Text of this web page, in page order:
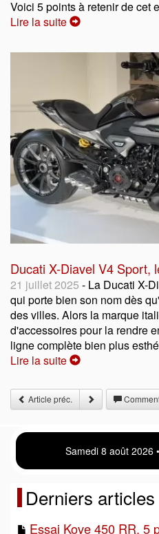
Voici 5 points à retenir de cet
Lire la suite
Ducati X-Diavel V4 Sport,
21 juillet 2025 - La Ducati X-
qui porte bien son nom dès
des villes. Alors la marque
d'accessoires pour la rendre
ligne complète bien plus
Lire la suite
Article préc.
Samedi 8 août 2026
Derniers articles
Essai Kove 450 RR, 5